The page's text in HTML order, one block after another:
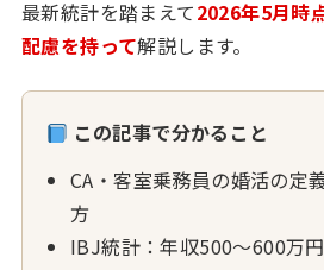
最新統計を踏まえて2026年5月時
配慮を持って解説します。
この記事で分かること
CA・客室乗務員の婚活の定
方
IBJ統計：年収500〜600万